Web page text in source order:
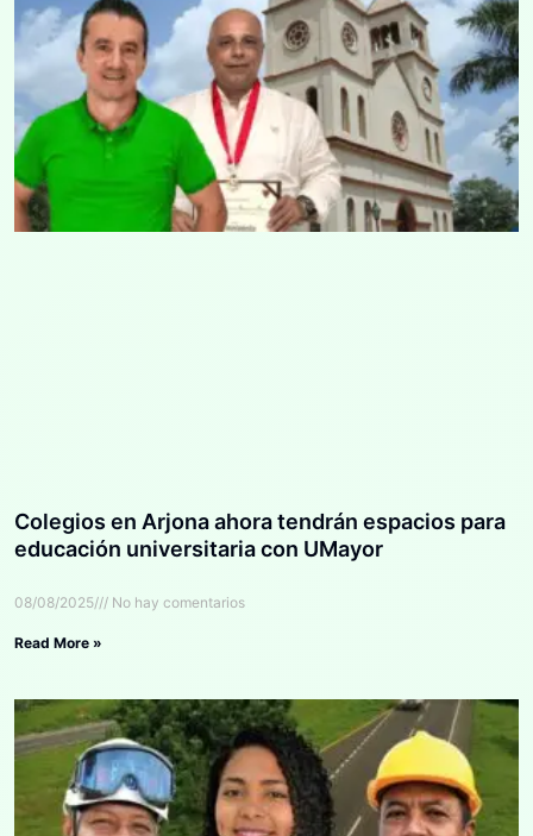
Colegios en Arjona ahora tendrán espacios para
educación universitaria con UMayor
08/08/2025 No hay comentarios
Read More »